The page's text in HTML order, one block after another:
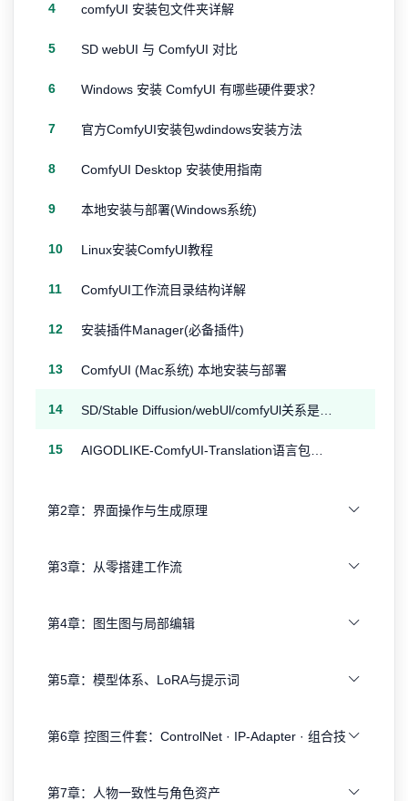
4 comfyUI 安装包文件夹详解
5 SD webUI 与 ComfyUI 对比
6 Windows 安装 ComfyUI 有哪些硬件要求？
7 官方ComfyUI安装包wdindows安装方法
8 ComfyUI Desktop 安装使用指南
9 本地安装与部署(Windows系统)
10 Linux安装ComfyUI教程
11 ComfyUI工作流目录结构详解
12 安装插件Manager(必备插件)
13 ComfyUI (Mac系统) 本地安装与部署
14
15
第2章：界面操作与生成原理
第3章：从零搭建工作流
第4章：图生图与局部编辑
第5章：模型体系、LoRA与提示词
第6章 控图三件套：ControlNet · IP-Adapter · 组合技
第7章：人物一致性与角色资产